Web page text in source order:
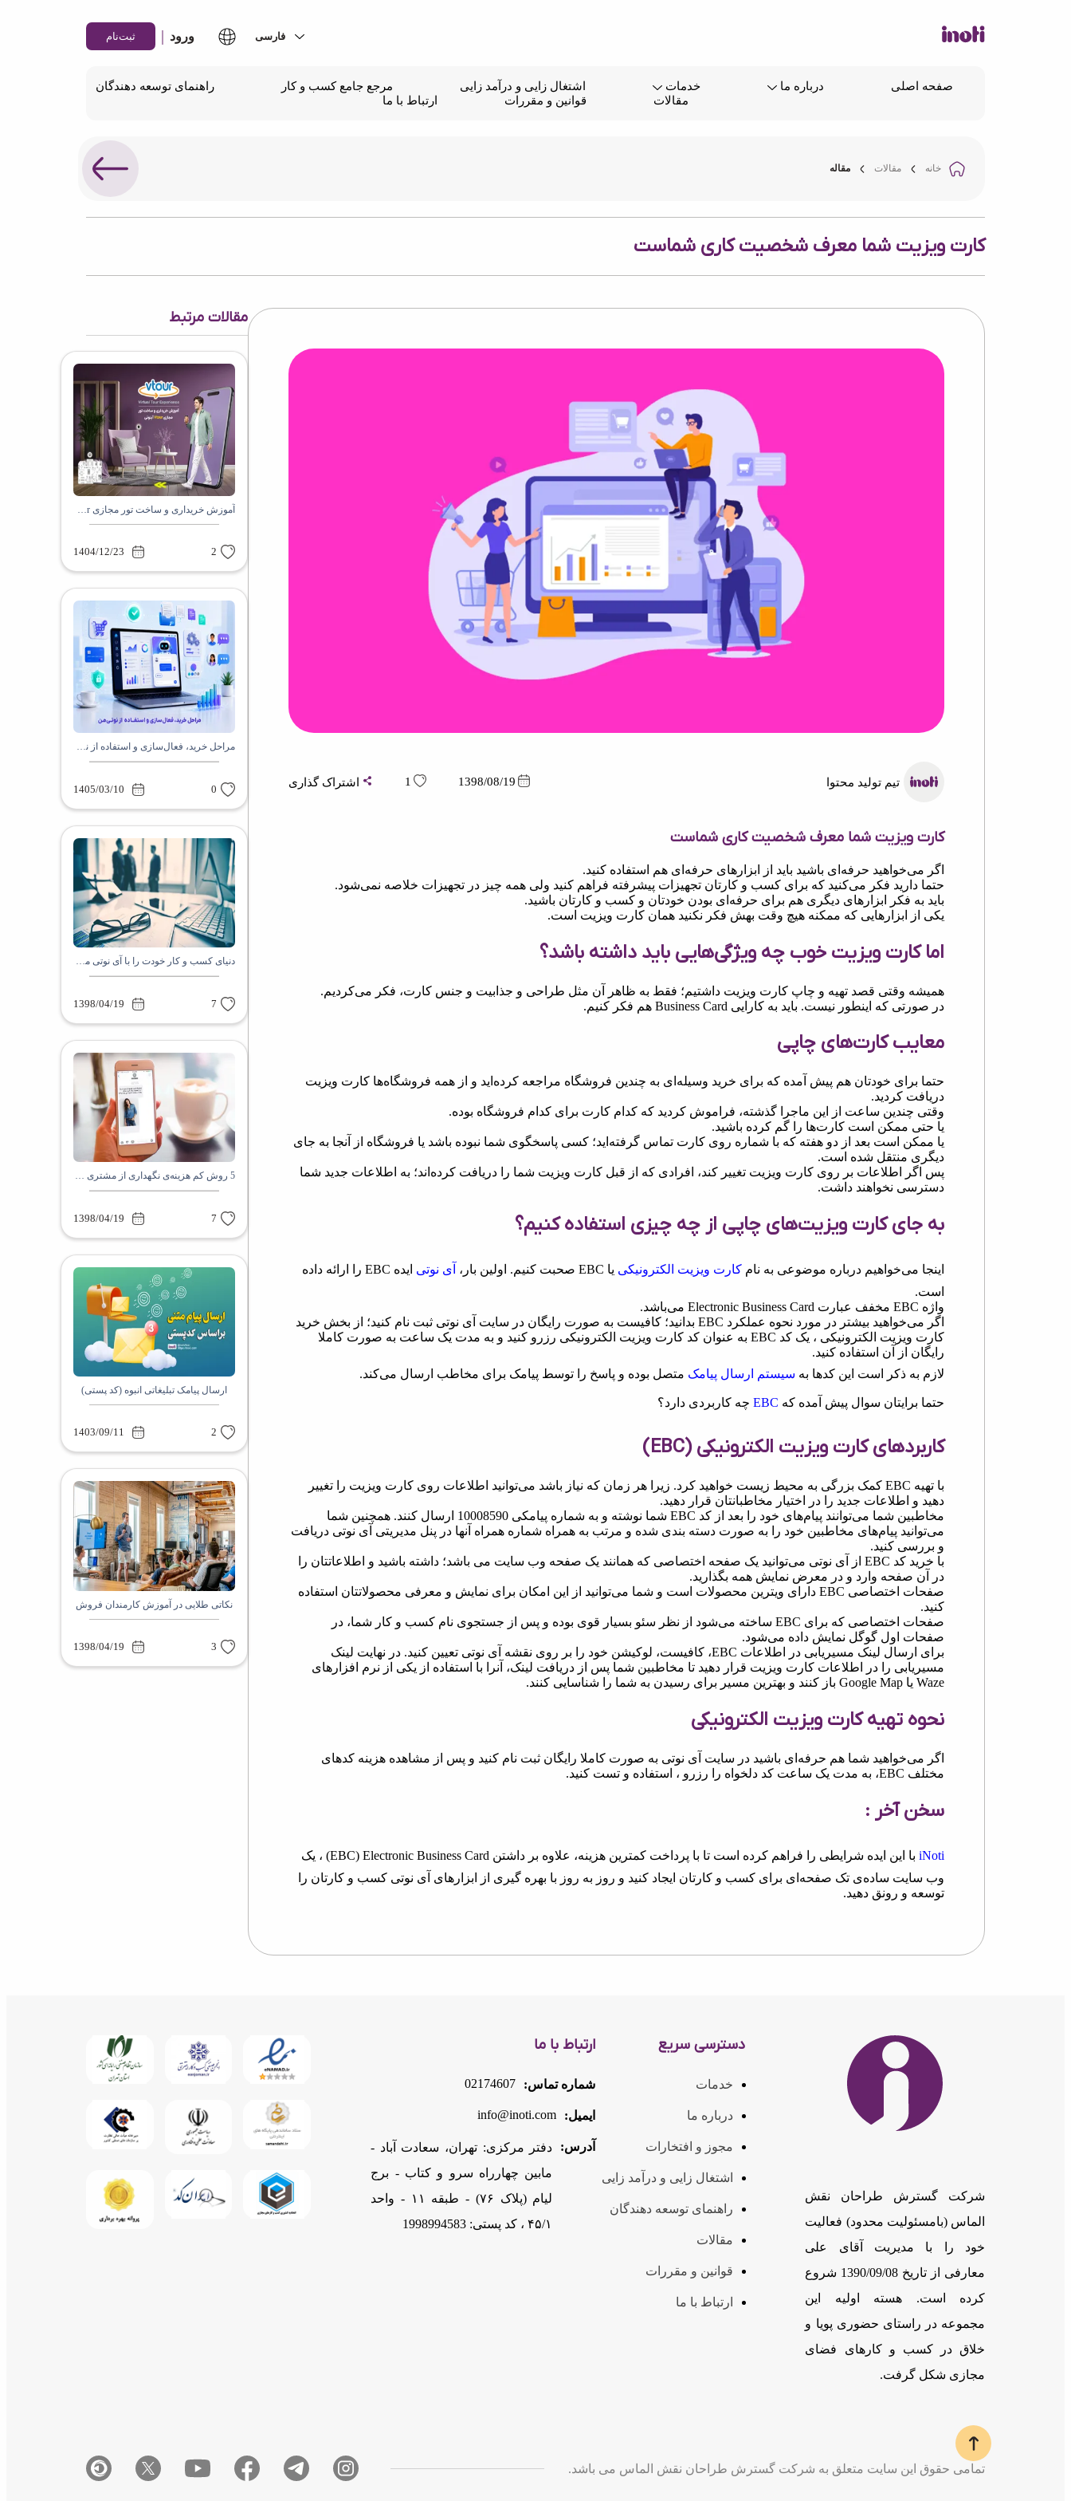
ورود | ثبت‌نام
صفحه اصلی درباره ما خدمات اشتغال زایی و درآمد زایی مرجع جامع کسب و کار
راهنمای توسعه دهندگان
مقالات
قوانین و مقررات ارتباط با ما
خانه مقالات مقاله
کارت ویزیت شما معرف شخصیت کاری شماست
تیم تولید محتوا 1398/08/19
1 اشتراک گذاری
کارت ویزیت شما معرف شخصیت کاری شماست
اگر می‌خواهید حرفه‌ای باشید باید از ابزارهای حرفه‌ای هم استفاده کنید.
حتما دارید فکر می‌کنید که برای کسب و کارتان تجهیزات پیشرفته فراهم کنید ولی همه چیز در تجهیزات خلاصه نمی‌شود.
باید به فکر ابزارهای دیگری هم برای حرفه‌ای بودن خودتان و کسب و کارتان باشید.
یکی از ابزارهایی که ممکنه هیچ وقت بهش فکر نکنید همان کارت ویزیت است.
اما کارت ویزیت خوب چه ویژگی‌هایی باید داشته باشد؟
همیشه وقتی قصد تهیه و چاپ کارت ویزیت داشتیم؛ فقط به ظاهر آن مثل طراحی و جذابیت و جنس کارت، فکر می‌کردیم.
در صورتی که اینطور نیست. باید به کارایی Business Card هم فکر کنیم.
معایب کارت‌های چاپی
حتما برای خودتان هم پیش آمده که برای خرید وسیله‌ای به چندین فروشگاه مراجعه کرده‌اید و از همه فروشگاه‌ها کارت ویزیت
دریافت کردید.
وقتی چندین ساعت از این ماجرا گذشته، فراموش کردید که کدام کارت برای کدام فروشگاه بوده.
یا حتی ممکن است کارت‌ها را گم کرده باشید.
یا ممکن است بعد از دو هفته که با شماره روی کارت تماس گرفته‌اید؛ کسی پاسخگوی شما نبوده باشد یا فروشگاه از آنجا به جای
دیگری منتقل شده است.
پس اگر اطلاعات بر روی کارت ویزیت تغییر کند، افرادی که از قبل کارت ویزیت شما را دریافت کرده‌اند؛ به اطلاعات جدید شما
دسترسی نخواهند داشت.
به جای کارت ویزیت‌های چاپی از چه چیزی استفاده کنیم؟
اینجا می‌خواهیم درباره موضوعی به نام کارت ویزیت الکترونیکی یا EBC صحبت کنیم. اولین بار، آی نوتی
ایده EBC را ارائه داده
است.
واژه EBC مخفف عبارت Electronic Business Card می‌باشد.
اگر می‌خواهید بیشتر در مورد نحوه عملکرد EBC بدانید؛ کافیست به صورت رایگان در سایت آی نوتی ثبت نام کنید؛ از بخش خرید
کارت ویزیت الکترونیکی ، یک کد EBC به عنوان کد کارت ویزیت الکترونیکی رزرو کنید و به مدت یک ساعت به صورت کاملا
رایگان از آن استفاده کنید.
لازم به ذکر است این کدها به سیستم ارسال پیامک متصل بوده و پاسخ را توسط پیامک برای مخاطب ارسال می‌کند.
حتما برایتان سوال پیش آمده که EBC چه کاربردی دارد؟
کاربردهای کارت ویزیت الکترونیکی (EBC)
با تهیه EBC کمک بزرگی به محیط زیست خواهید کرد. زیرا هر زمان که نیاز باشد می‌توانید اطلاعات روی کارت ویزیت را تغییر
دهید و اطلاعات جدید را در اختیار مخاطبانتان قرار دهید.
مخاطبین شما می‌توانند پیام‌های خود را بعد از کد EBC شما نوشته و به شماره پیامکی 10008590 ارسال کنند. همچنین شما
می‌توانید پیام‌های مخاطبین خود را به صورت دسته بندی شده و مرتب به همراه شماره همراه آنها در پنل مدیریتی آی نوتی دریافت
و بررسی کنید.
با خرید کد EBC از آی نوتی می‌توانید یک صفحه اختصاصی که همانند یک صفحه وب سایت می باشد؛ داشته باشید و اطلاعاتتان را
در آن صفحه وارد و در معرض نمایش همه بگذارید.
صفحات اختصاصی EBC دارای ویترین محصولات است و شما می‌توانید از این امکان برای نمایش و معرفی محصولاتتان استفاده
کنید.
صفحات اختصاصی که برای EBC ساخته می‌شود از نظر سئو بسیار قوی بوده و پس از جستجوی نام کسب و کار شما، در
صفحات اول گوگل نمایش داده می‌شود.
برای ارسال لینک مسیریابی در اطلاعات EBC، کافیست، لوکیشن خود را بر روی نقشه آی نوتی تعیین کنید. در نهایت لینک
مسیریابی را در اطلاعات کارت ویزیت قرار دهید تا مخاطبین شما پس از دریافت لینک، آنرا با استفاده از یکی از نرم افزارهای
Waze یا Google Map باز کنند و بهترین مسیر برای رسیدن به شما را شناسایی کنند.
نحوه تهیه کارت ویزیت الکترونیکی
اگر می‌خواهید شما هم حرفه‌ای باشید در سایت آی نوتی به صورت کاملا رایگان ثبت نام کنید و پس از مشاهده هزینه کدهای
مختلف EBC، به مدت یک ساعت کد دلخواه را رزرو ، استفاده و تست کنید.
سخن آخر :
iNoti
با این ایده شرایطی را فراهم کرده است تا با پرداخت کمترین هزینه، علاوه بر داشتن EBC) Electronic Business Card) ، یک
وب سایت ساده‌ی تک صفحه‌ای برای کسب و کارتان ایجاد کنید و روز به روز با بهره گیری از ابزارهای آی نوتی کسب و کارتان را
توسعه و رونق دهید.
مقالات مرتبط
آموزش خریداری و ساخت تور مجازی Vtour آینوتی
2
1404/12/23
مراحل خرید، فعال‌سازی و استفاده از نوتی‌من
0
1405/03/10
دنیای کسب و کار خودت را با آی نوتی متحول کن
7
1398/04/19
5 روش کم هزینه‌ی نگهداری از مشتری های قدیمی
7
1398/04/19
ارسال پیامک تبلیغاتی انبوه (کد پستی)
2
1403/09/11
نکاتی طلایی در آموزش کارمندان فروش
3
1398/04/19
شرکت گسترش طراحان نقش
الماس (بامسئوليت محدود) فعالیت
خود را با مدیریت آقای علی
معارفی از تاریخ 1390/09/08 شروع
کرده است. هسته اولیه این
مجموعه در راستای حضوری پویا و
خلاق در کسب و کارهای فضای
مجازی شکل گرفت.
دسترسی سریع
خدمات
درباره ما
مجوز و افتخارات
اشتغال زایی و درآمد زایی
راهنمای توسعه دهندگان
مقالات
قوانین و مقررات
ارتباط با ما
ارتباط با ما
شماره تماس: 02174607
ایمیل: info@inoti.com
آدرس:
دفتر مرکزی: تهران، سعادت آباد -
مابین چهارراه سرو و کتاب - برج
لیام (پلاک ۷۶) - طبقه ۱۱ - واحد
۴۵/۱ ، کد پستی: 1998994583
تمامی حقوق این سایت متعلق به شرکت گسترش طراحان نقش الماس می باشد.